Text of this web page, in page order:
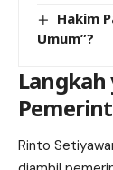
Hakim
Umum”?
Rinto